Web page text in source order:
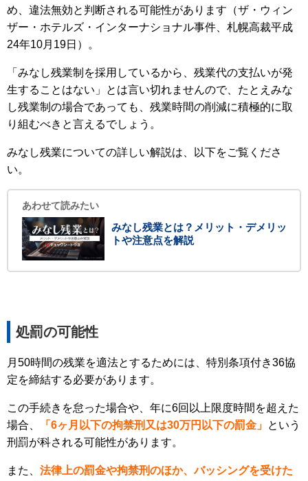
め、違法無効と判断される可能性があります（ザ・ウィン
ザー・ホテルズ・インターナショナル事件、札幌高裁平成
24年10月19日）。
「みなし残業制を採用しているから、残業代の支払いが発
生することはない」とは言い切れませんので、たとえみな
し残業制の場合であっても、残業時間の削減に積極的に取
り組むべきと言えるでしょう。
みなし残業についての詳しい解説は、以下をご覧くださ
い。
あわせて読みたい
みなし残業とは？メリット・デメリッ
トや注意点を解説
処罰の可能性
月50時間の残業を適法とするためには、特別条項付き36協
定を締結する必要があります。
この手続きを怠った場合や、年に6回以上限度時間を超えた
場合、
「6ヶ月以下の拘禁刑又は30万円以下の罰金」 という
刑罰が科される可能性があります。
また、 法律上の罰金や拘禁刑のほか、バッシングを受けた